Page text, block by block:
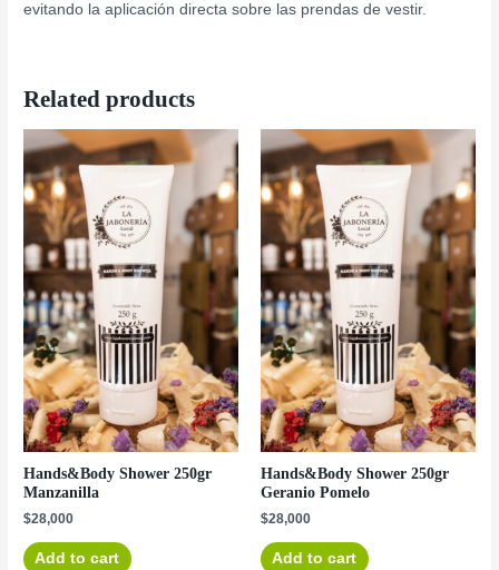
evitando la aplicación directa sobre las prendas de vestir.
Related products
Hands&Body Shower 250gr
Manzanilla
$28,000
Add to cart
Hands&Body Shower 250gr
Geranio Pomelo
$28,000
Add to cart